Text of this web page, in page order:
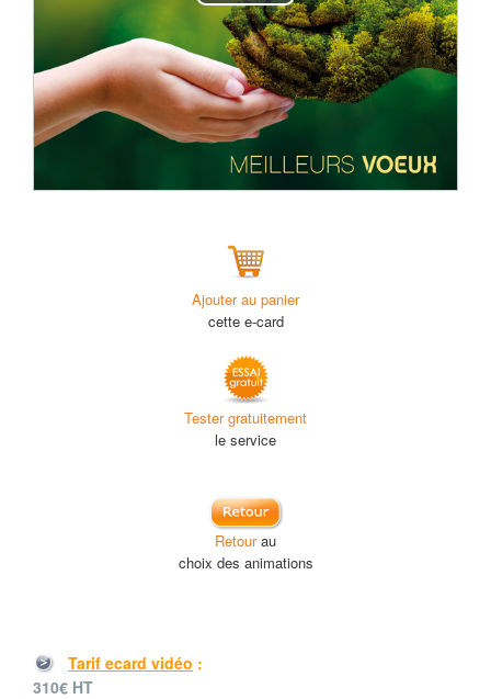
Video
Ajouter au panier
cette e-card
Tester gratuitement
le service
Retourau
choix des animations
Tarif ecard vidéo :
310€ HT